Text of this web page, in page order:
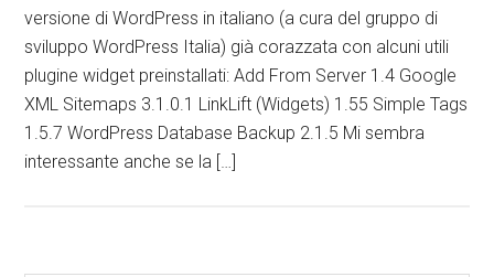
versione di WordPress in italiano (a cura del gruppo di
sviluppo WordPress Italia) già corazzata con alcuni utili
plugine widget preinstallati: Add From Server 1.4 Google
XML Sitemaps 3.1.0.1 LinkLift (Widgets) 1.55 Simple Tags
1.5.7 WordPress Database Backup 2.1.5 Mi sembra
interessante anche se la […]